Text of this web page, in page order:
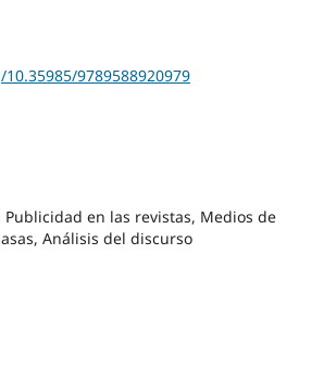
9789588920979
en las revistas, Medios de
Análisis del discurso